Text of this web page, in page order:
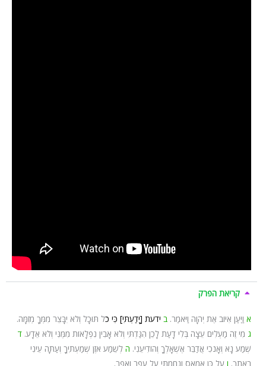
קריאת הפרק
א וַיַּעַן אִיּוֹב אֶת יְהוָה וַיֹּאמַר. ב ידעת [יָדַעְתִּי] כִּי כֹל תּוּכָל וְלֹא יִבָּצֵר מִמְּךָ מְזִמָּה.
ג מִי זֶה מַעְלִים עֵצָה בְּלִי דָעַת לָכֵן הִגַּדְתִּי וְלֹא אָבִין נִפְלָאוֹת מִמֶּנִּי וְלֹא אֵדָע. ד
שְׁמַע נָא וְאָנֹכִי אֲדַבֵּר אֶשְׁאָלְךָ וְהוֹדִיעֵנִי. ה לְשֵׁמַע אֹזֶן שְׁמַעְתִּיךָ וְעַתָּה עֵינִי
רָאָתְךָ. ו עַל כֵּן אֶמְאַס וְנִחַמְתִּי עַל עָפָר וָאֵפֶר.